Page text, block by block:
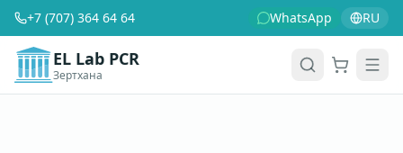
+7 (707) 364 64 64 WhatsApp RU
EL Lab PCR
Зертхана